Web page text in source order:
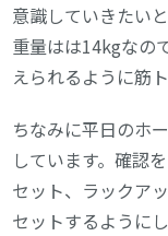
意識していきたい
重量はは14kgなの
えられるように筋
ちなみに平日のホ
しています。確認
セット、ラックア
セットするように